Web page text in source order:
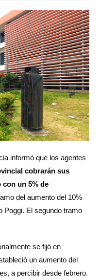
informó que los agentes
cobrarán sus
con un 5% de
del aumento del 10%
Poggi. El segundo tramo
se fijó en
un aumento del
a percibir desde febrero.